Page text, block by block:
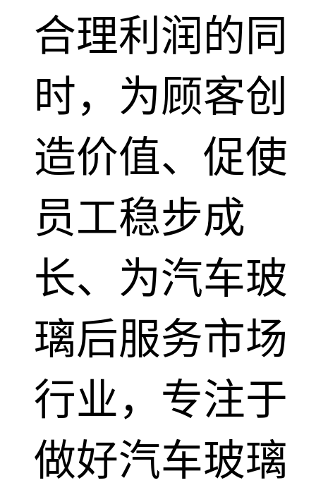
合理利润的同
时，为顾客创
造价值、促使
员工稳步成
长、为汽车玻
璃后服务市场
行业，专注于
做好汽车玻璃